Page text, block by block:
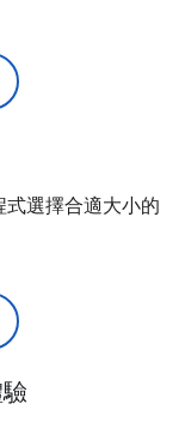
選擇合適大小的